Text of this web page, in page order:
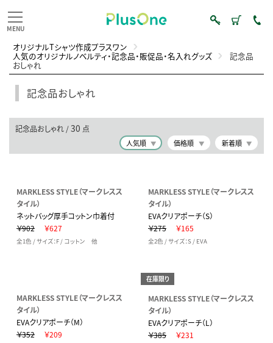
オリジナルTシャツ作成プラスワン
人気のオリジナルノベルティ・記念品・販促品・名入れグッズ 記念品
おしゃれ
記念品おしゃれ
記念品おしゃれ /30 点
人気順 価格順 新着順
MARKLESS STYLE（マークレスス
タイル）
ネットバッグ厚手コットン巾着付
￥902
￥627
全1色 / サイズ：F / コットン 他
MARKLESS STYLE（マークレスス
タイル）
EVAクリアポーチ（S）
￥275
￥165
全2色 / サイズ：S / EVA
MARKLESS STYLE（マークレスス
タイル）
EVAクリアポーチ（M）
￥352
￥209
在庫限り
MARKLESS STYLE（マークレスス
タイル）
EVAクリアポーチ（L）
￥385
￥231